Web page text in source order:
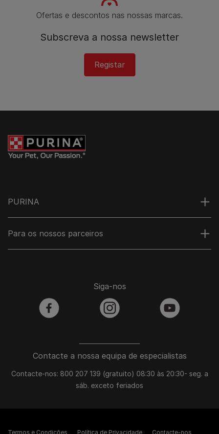
Ofertas e descontos nas nossas marcas.
Subscreva a nossa newsletter
Registar
PURINA
Para os nossos parceiros
Contacte a nossa equipa de especialistas
Contacte-nos: 800 207 139 (gratuito) 08:30 às 20:30- seg. a
sáb. exceto feriados
Siga-nos
facebook instagram youtube
Termos e Condições Política de Privacidade Contacte-nos